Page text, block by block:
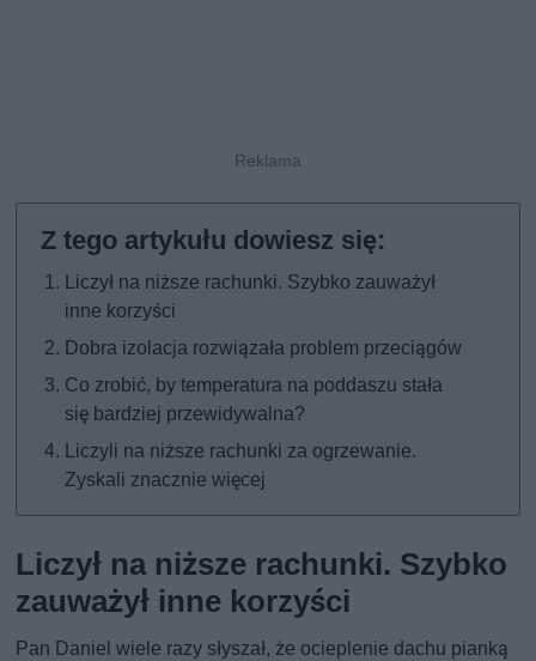
Liczył na niższe rachunki. Szybko zauważył
inne korzyści
Dobra izolacja rozwiązała problem przeciągów
Co zrobić, by temperatura na poddaszu stała
się bardziej przewidywalna?
Liczyli na niższe rachunki za ogrzewanie.
Zyskali znacznie więcej
Liczył na niższe rachunki. Szybko
zauważył inne korzyści
Pan Daniel wiele razy słyszał, że ocieplenie dachu pianką